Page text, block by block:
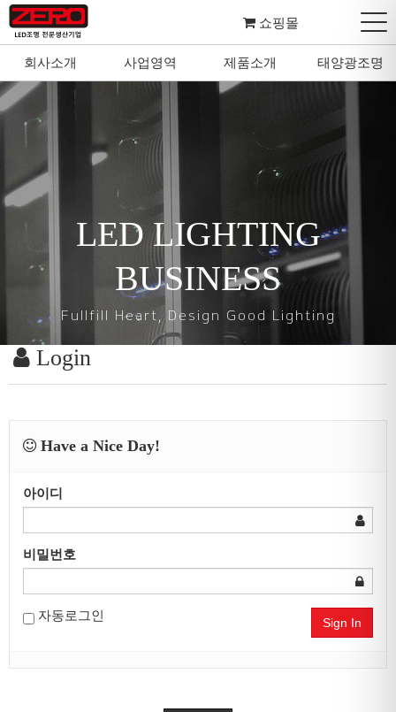
쇼핑몰
회사소개 사업영역 제품소개 태양광조명
LED LIGHTING
BUSINESS
Fullfill Heart, Design Good Lighting
마음을 다하여 좋은 조명을 설계하고 디자인합니다.
Login
Have a Nice Day!
아이디
비밀번호
자동로그인 Sign In